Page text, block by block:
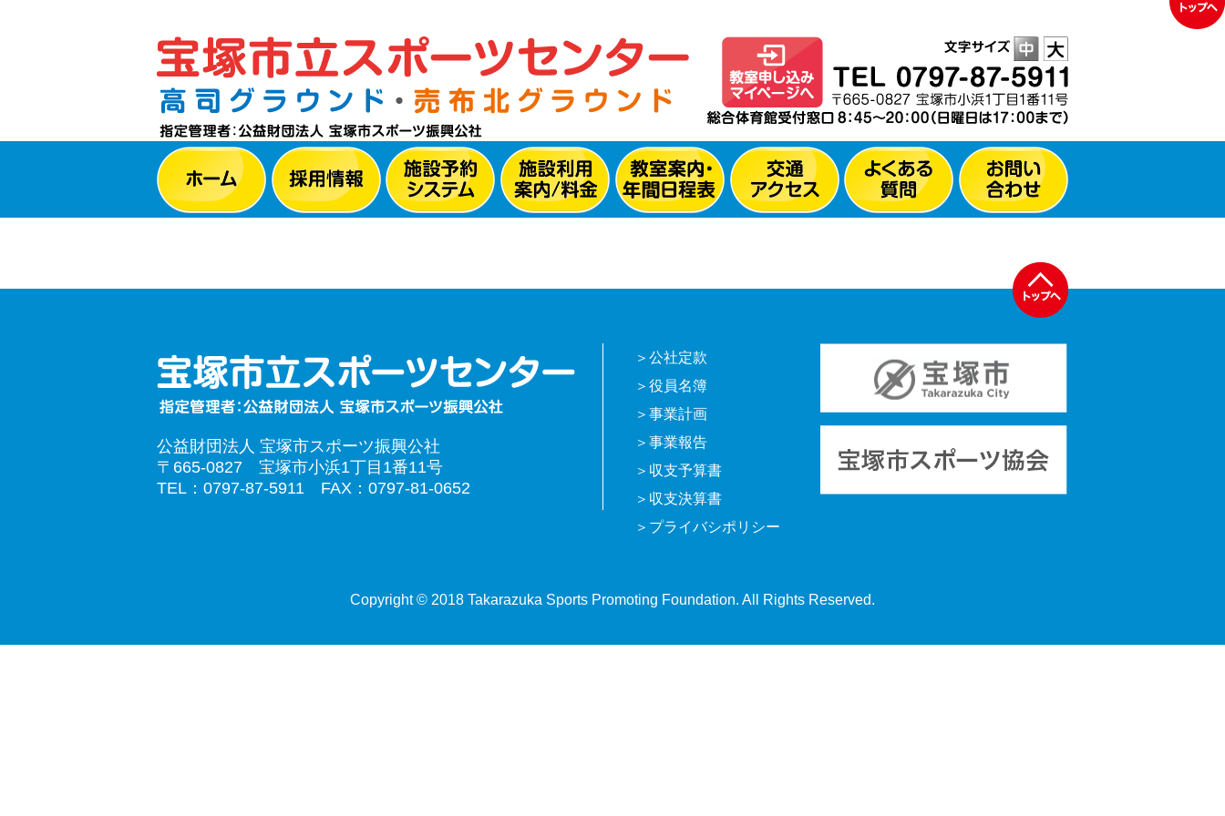
公益財団法人 宝塚市スポーツ振興公社
〒665-0827 宝塚市小浜1丁目1番11号
TEL：0797-87-5911 FAX：0797-81-0652
公社定款
役員名簿
事業計画
事業報告
収支予算書
収支決算書
プライバシポリシー
Copyright © 2018 Takarazuka Sports Promoting Foundation. All Rights Reserved.